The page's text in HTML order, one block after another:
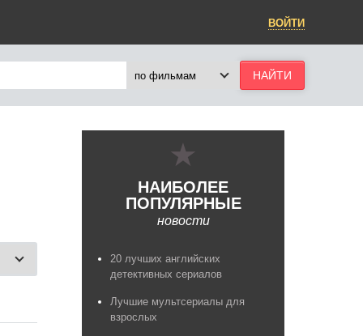
ВОЙТИ
НАИБОЛЕЕ
ПОПУЛЯРНЫЕ
новости
20 лучших английских
детективных сериалов
Лучшие мультсериалы для
взрослых